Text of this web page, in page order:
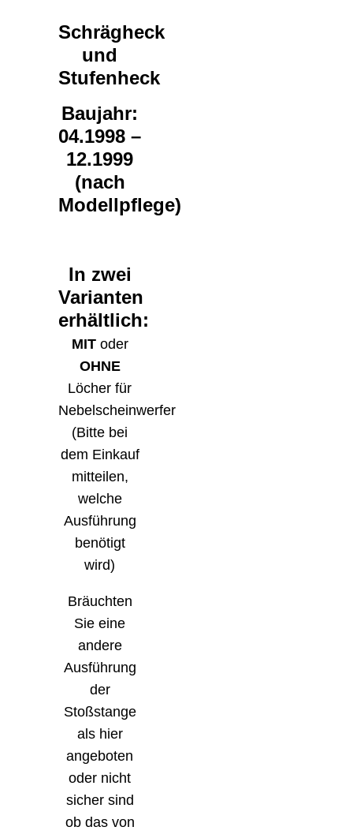
Schrägheck
und
Stufenheck
Baujahr:
04.1998 –
12.1999
(nach
Modellpflege)
In zwei
Varianten
erhältlich:
MIT oder
OHNE
Löcher für
Nebelscheinwerfer
(Bitte bei
dem Einkauf
mitteilen,
welche
Ausführung
benötigt
wird)
Bräuchten
Sie eine
andere
Ausführung
der
Stoßstange
als hier
angeboten
oder nicht
sicher sind
ob das von